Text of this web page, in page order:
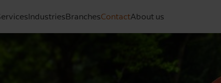
IndustriesBranchesContactAbout us